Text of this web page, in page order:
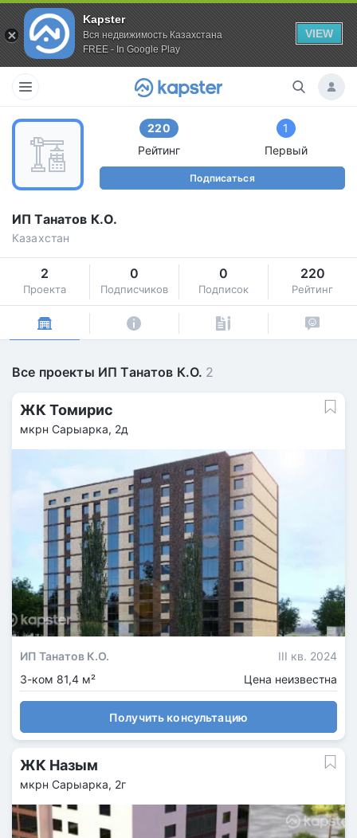
Kapster
Вся недвижимость Казахстана
FREE - In Google Play
VIEW
220
Рейтинг
1
Первый
Подписаться
ИП Танатов К.О.
Казахстан
2
Проекта
0
Подписчиков
0
Подписок
220
Рейтинг
Все проекты ИП Танатов К.О. 2
ЖК Томирис
мкрн Сарыарка, 2д
ИП Танатов К.О.
III кв. 2024
3-ком 81,4 м²
Цена неизвестна
Получить консультацию
ЖК Назым
мкрн Сарыарка, 2г